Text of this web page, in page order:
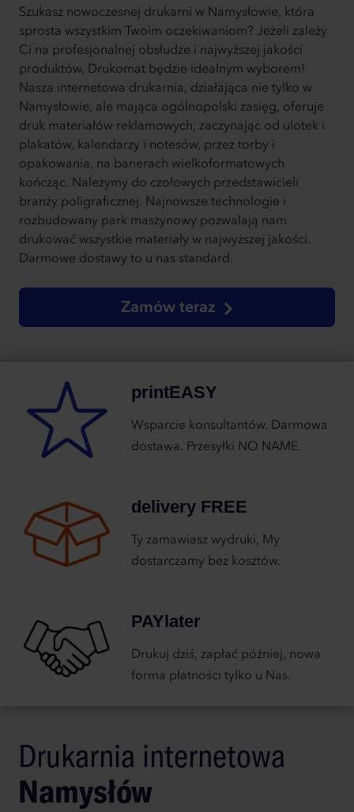
Szukasz nowoczesnej drukarni w Namysłowie, która
sprosta wszystkim Twoim oczekiwaniom? Jeżeli zależy
Ci na profesjonalnej obsłudze i najwyższej jakości
produktów, Drukomat będzie idealnym wyborem!
Nasza internetowa drukarnia, działająca nie tylko w
Namysłowie, ale mająca ogólnopolski zasięg, oferuje
druk materiałów reklamowych, zaczynając od ulotek i
plakatów, kalendarzy i notesów, przez torby i
opakowania, na banerach wielkoformatowych
kończąc. Należymy do czołowych przedstawicieli
branży poligraficznej. Najnowsze technologie i
rozbudowany park maszynowy pozwalają nam
drukować wszystkie materiały w najwyższej jakości.
Darmowe dostawy to u nas standard.
Zamów teraz
printEASY
Wsparcie konsultantów. Darmowa
dostawa. Przesyłki NO NAME.
delivery FREE
Ty zamawiasz wydruki, My
dostarczamy bez kosztów.
PAYlater
Drukuj dziś, zapłać później, nowa
forma płatności tylko u Nas.
Drukarnia internetowa
Namysłów